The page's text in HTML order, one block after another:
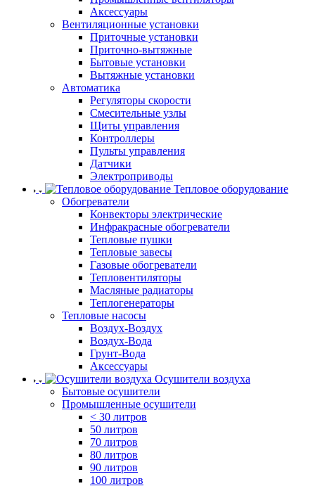
Аксессуары
Вентиляционные установки
Приточные установки
Приточно-вытяжные
Бытовые установки
Вытяжные установки
Автоматика
Регуляторы скорости
Смесительные узлы
Щиты управления
Контроллеры
Пульты управления
Датчики
Электроприводы
Тепловое оборудование
Обогреватели
Конвекторы электрические
Инфракрасные обогреватели
Тепловые пушки
Тепловые завесы
Газовые обогреватели
Тепловентиляторы
Масляные радиаторы
Теплогенераторы
Тепловые насосы
Воздух-Воздух
Воздух-Вода
Грунт-Вода
Аксессуары
Осушители воздуха
Бытовые осушители
Промышленные осушители
< 30 литров
50 литров
70 литров
80 литров
90 литров
100 литров